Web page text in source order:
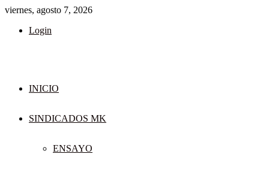
viernes, agosto 7, 2026
Login
INICIO
SINDICADOS MK
ENSAYO